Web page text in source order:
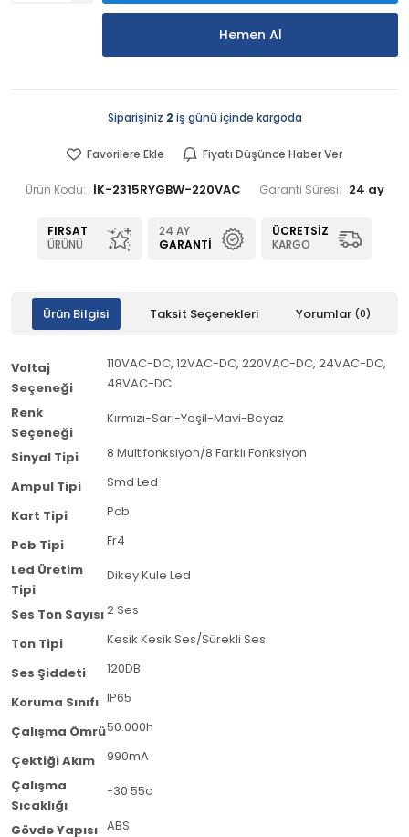
Hemen Al
Siparişiniz 2 iş günü içinde kargoda
Favorilere Ekle Fiyatı Düşünce Haber Ver
Ürün Kodu: İK-2315RYGBW-220VAC Garanti Süresi: 24 ay
FIRSAT
ÜRÜNÜ
24 AY
GARANTI
ÜCRETSIZ
KARGO
Ürün Bilgisi Taksit Seçenekleri Yorumlar (0)
Voltaj
Seçeneği
110VAC-DC, 12VAC-DC, 220VAC-DC, 24VAC-DC,
48VAC-DC
Renk
Seçeneği
Kırmızı-Sarı-Yeşil-Mavi-Beyaz
Sinyal Tipi 8 Multifonksiyon/8 Farklı Fonksiyon
Ampul Tipi Smd Led
Kart Tipi Pcb
Pcb Tipi Fr4
Led Üretim
Tipi
Dikey Kule Led
Ses Ton Sayısı 2 Ses
Ton Tipi Kesik Kesik Ses/Sürekli Ses
Ses Şiddeti 120DB
Koruma Sınıfı IP65
Çalışma Ömrü50.000h
Çektiği Akım 990mA
Çalışma
Sıcaklığı
-30 55c
Gövde Yapısı ABS